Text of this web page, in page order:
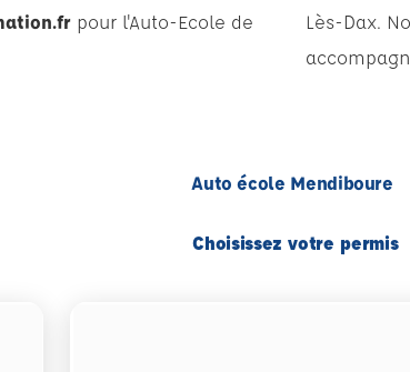
pour l'Auto-Ecole de
Lès-Dax.
Auto école Mendiboure
Choisissez votre permis